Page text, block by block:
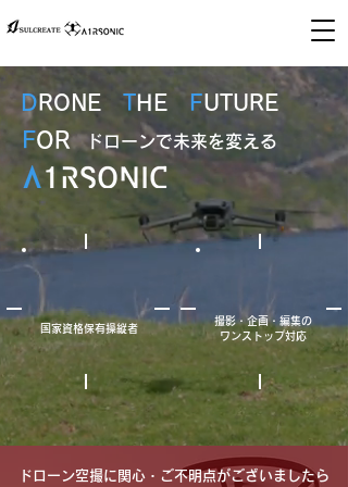
D RONE T HE FUTURE
FOR​ドローンで未来を変える
撮影・企画・編集の
ワンストップ対応
​国家資格保有操縦者
ドローン空撮に関心・ご不明点がございましたら